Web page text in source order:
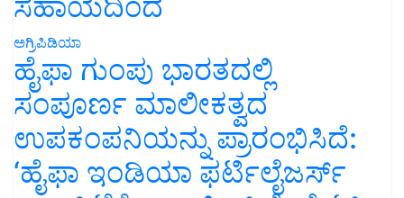
ಅಗ್ರಿಪಿಡಿಯಾ
ಹೈಫಾ ಗುಂಪು ಭಾರತದಲ್ಲಿ
ಸಂಪೂರ್ಣ ಮಾಲೀಕತ್ವದ
ಉಪಕಂಪನಿಯನ್ನು ಪ್ರಾರಂಭಿಸಿದೆ:
‘ಹೈಫಾ ಇಂಡಿಯಾ ಫರ್ಟಿಲೈಜರ್ಸ್